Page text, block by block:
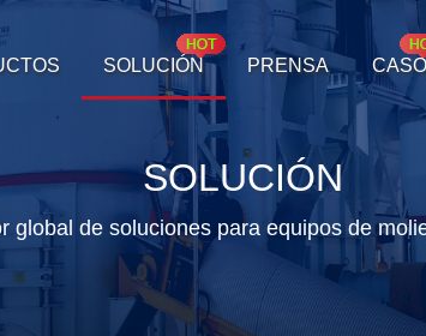
SOLUCIÓN PRENSA CASO
SOLUCIÓN
global de soluciones para equipos de